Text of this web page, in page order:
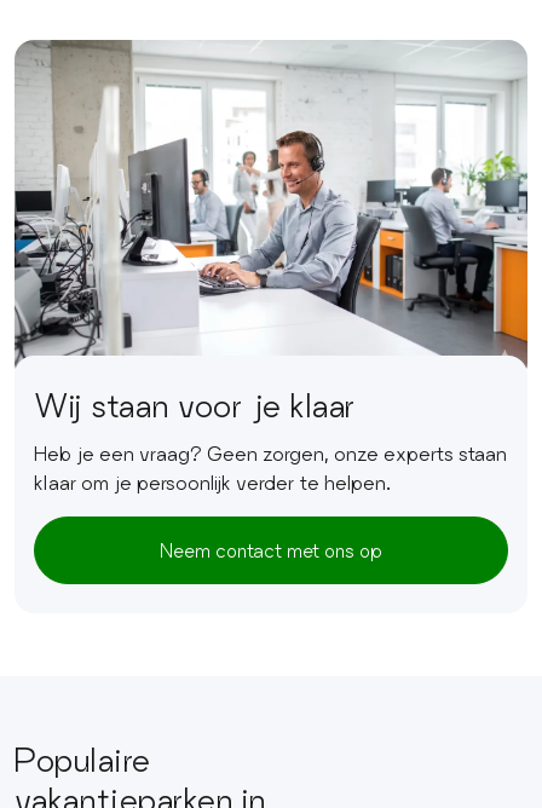
Wij staan voor je klaar
Heb je een vraag? Geen zorgen, onze experts staan
klaar om je persoonlijk verder te helpen.
Neem contact met ons op
Populaire
vakantieparken in